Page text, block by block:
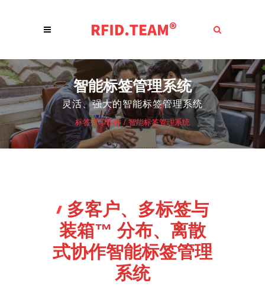
智能标签管理系统
灵活、强大的智能标签管理系统
标签打印软件 / 智能标签管理系统
多客户、多标签与
装箱™ 分布、离散
式协作智能标签管理
系统